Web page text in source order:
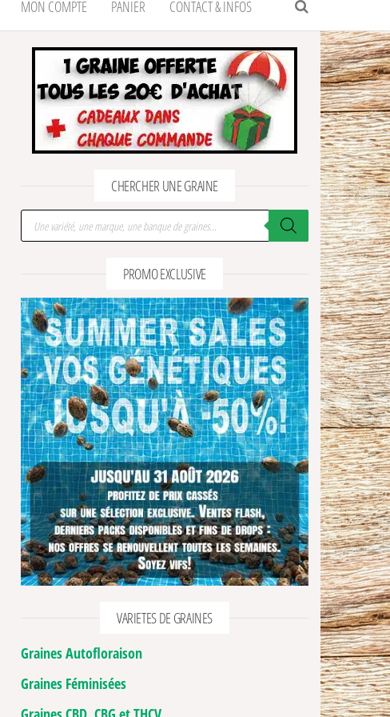
MON COMPTE PANIER CONTACT & INFOS
CHERCHER UNE GRAINE
Recherche de produits
PROMO EXCLUSIVE
VARIETES DE GRAINES
Graines Autofloraison
Graines Féminisées